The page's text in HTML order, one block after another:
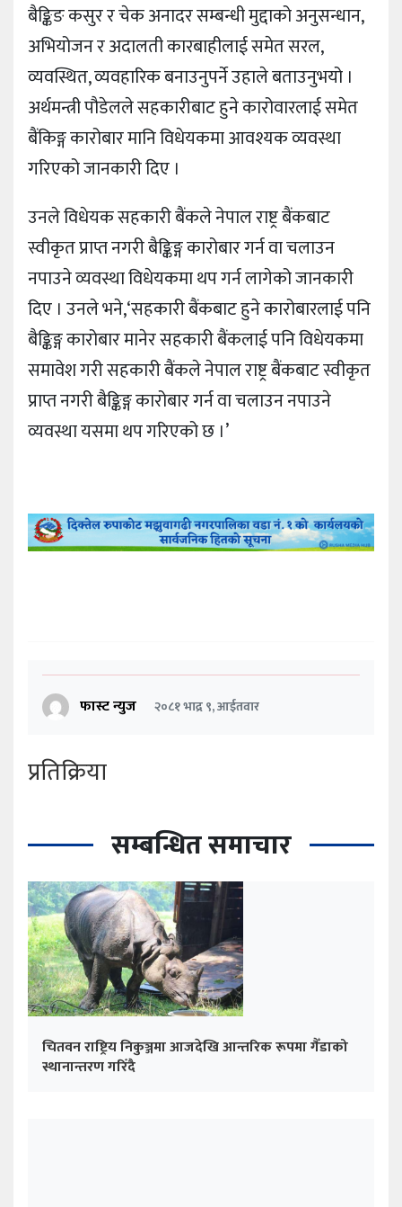
बैङ्किङ कसुर र चेक अनादर सम्बन्धी मुद्दाको अनुसन्धान,
अभियोजन र अदालती कारबाहीलाई समेत सरल,
व्यवस्थित, व्यवहारिक बनाउनुपर्ने उहाले बताउनुभयो ।
अर्थमन्त्री पौडेलले सहकारीबाट हुने कारोवारलाई समेत
बैंकिङ्ग कारोबार मानि विधेयकमा आवश्यक व्यवस्था
गरिएको जानकारी दिए ।
उनले विधेयक सहकारी बैंकले नेपाल राष्ट्र बैंकबाट
स्वीकृत प्राप्त नगरी बैङ्किङ्ग कारोबार गर्न वा चलाउन
नपाउने व्यवस्था विधेयकमा थप गर्न लागेको जानकारी
दिए । उनले भने,‘सहकारी बैंकबाट हुने कारोबारलाई पनि
बैङ्किङ्ग कारोबार मानेर सहकारी बैंकलाई पनि विधेयकमा
समावेश गरी सहकारी बैंकले नेपाल राष्ट्र बैंकबाट स्वीकृत
प्राप्त नगरी बैङ्किङ्ग कारोबार गर्न वा चलाउन नपाउने
व्यवस्था यसमा थप गरिएको छ ।’
फास्ट न्युज २०८१ भाद्र ९, आईतवार
प्रतिक्रिया
सम्बन्धित समाचार
चितवन राष्ट्रिय निकुञ्जमा आजदेखि आन्तरिक रूपमा गैँडाको
स्थानान्तरण गरिँदै